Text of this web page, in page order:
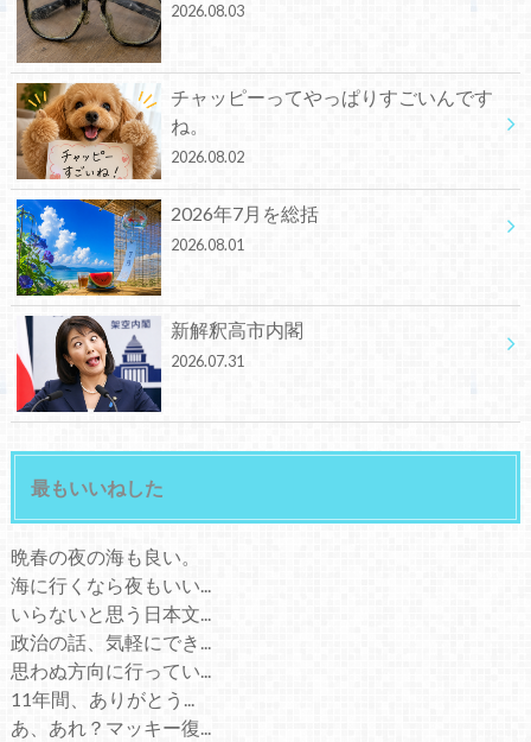
2026.08.03
チャッピーってやっぱりすごいんです
ね。
2026.08.02
2026年7月を総括
2026.08.01
新解釈高市内閣
2026.07.31
最もいいねした
晩春の夜の海も良い。
海に行くなら夜もいい...
いらないと思う日本文...
政治の話、気軽にでき...
思わぬ方向に行ってい...
11年間、ありがとう...
あ、あれ？マッキー復...